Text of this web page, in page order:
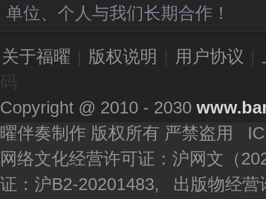
单位、个人与我们长期合作！
关于福曜 版权说明 用户协议
Copyright @ 2010 - 2030
曜伴奏制作 版权所有 严禁盗用
网络文化经营许可证：沪网文（
证：沪B2-20201483, 出版物经营